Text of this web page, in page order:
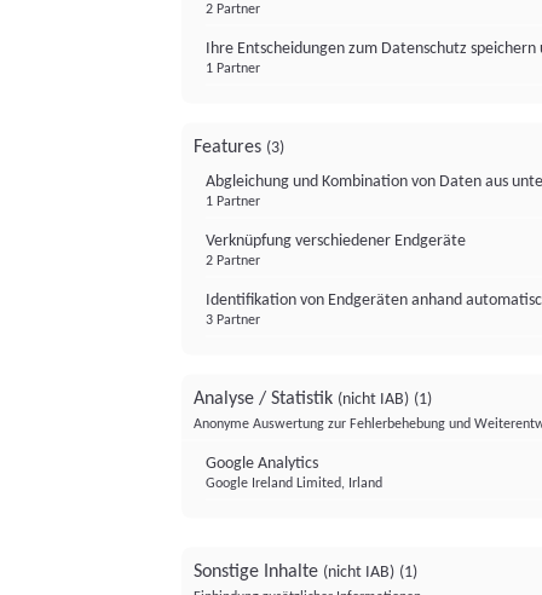
2 Partner
Ihre Entscheidungen zum Datenschutz
1 Partner
Features (3)
Abgleichung und Kombination von Daten aus
1 Partner
Verknüpfung verschiedener Endgeräte
2 Partner
Identifikation von Endgeräten anhand
3 Partner
Analyse / Statistik (nicht IAB) (1)
Anonyme Auswertung zur Fehlerbehebung und
Google Analytics
Google Ireland Limited, Irland
Sonstige Inhalte (nicht IAB) (1)